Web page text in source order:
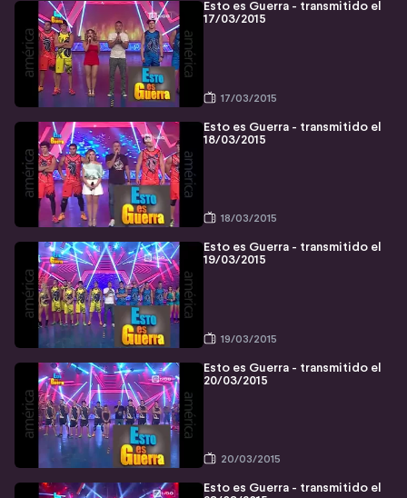
Esto es Guerra - transmitido el
17/03/2015
17/03/2015
Esto es Guerra - transmitido el
18/03/2015
18/03/2015
Esto es Guerra - transmitido el
19/03/2015
19/03/2015
Esto es Guerra - transmitido el
20/03/2015
20/03/2015
Esto es Guerra - transmitido el